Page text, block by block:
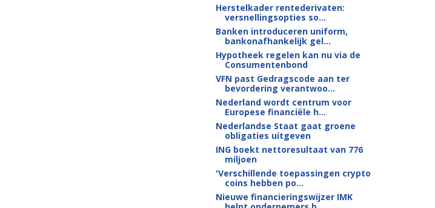
Herstelkader rentederivaten:
versnellingsopties so...
Banken introduceren uniform,
bankonafhankelijk gel...
Hypotheek regelen kan nu via de
Consumentenbond
VFN past Gedragscode aan ter
bevordering verantwoo...
Nederland wordt centrum voor
Europese financiële h...
Nederlandse Staat gaat groene
obligaties uitgeven
ING boekt nettoresultaat van 776
miljoen
'Verschillende toepassingen crypto
coins hebben po...
Nieuwe financieringswijzer IMK